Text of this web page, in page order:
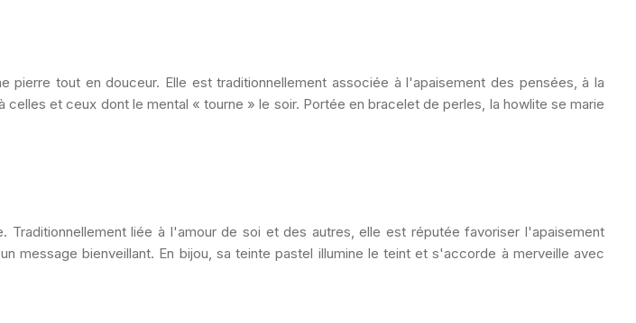
pierre tout en douceur. Elle esttraditionnellement associée à l'apaisement des pensées, à la
et ceux dont le mental « tourne » le soir. Portée en bracelet de perles, la howlite se marie
Traditionnellement liée à l'amour de soi et des autres, elle est réputée favoriser l'apaisement
bienveillant. En bijou, sa teinte pastel illumine le teint et s'accorde à merveille avec